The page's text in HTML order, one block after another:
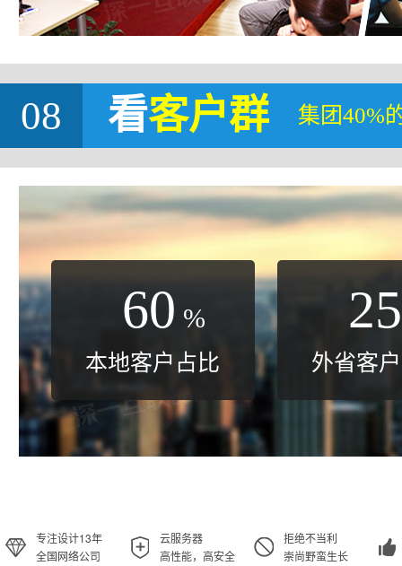
08 看客户群 集团40%
60 %
本地客户占比
25
外省客
专注设计13年
全国网络公司
云服务器
高性能，高安全
拒绝不当利
崇尚野蛮生长